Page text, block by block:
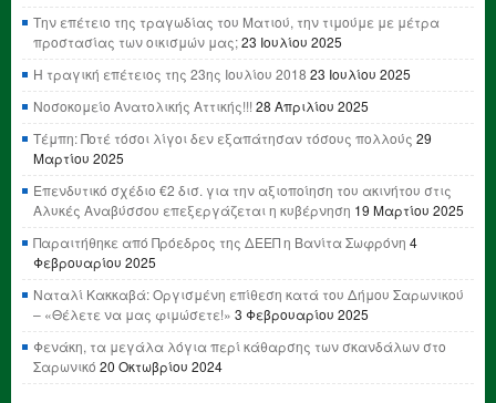
Την επέτειο της τραγωδίας του Ματιού, την τιμούμε με μέτρα
προστασίας των οικισμών μας;23 Ιουλίου 2025
Η τραγική επέτειος της 23ης Ιουλίου 2018 23 Ιουλίου 2025
Νοσοκομείο Ανατολικής Αττικής!!! 28 Απριλίου 2025
Τέμπη: Ποτέ τόσοι λίγοι δεν εξαπάτησαν τόσους πολλούς 29
Μαρτίου 2025
Επενδυτικό σχέδιο €2 δισ. για την αξιοποίηση του ακινήτου στις
Αλυκές Αναβύσσου επεξεργάζεται η κυβέρνηση 19 Μαρτίου 2025
Παραιτήθηκε από Πρόεδρος της ΔΕΕΠ η Βανίτα Σωφρόνη 4
Φεβρουαρίου 2025
Ναταλί Κακκαβά: Οργισμένη επίθεση κατά του Δήμου Σαρωνικού
– «Θέλετε να μας φιμώσετε!» 3 Φεβρουαρίου 2025
Φενάκη, τα μεγάλα λόγια περί κάθαρσης των σκανδάλων στο
Σαρωνικό 20 Οκτωβρίου 2024